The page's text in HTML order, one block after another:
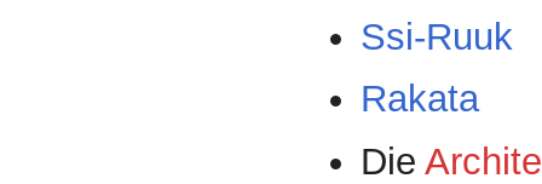
Ssi-Ruuk
Rakata
Die